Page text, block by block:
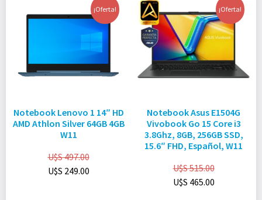
¡Oferta!
Notebook Lenovo 1 14″ HD
AMD Athlon Silver 64GB 4GB
W11
U$S497.00
U$S 249.00
¡Oferta!
Notebook Asus E1504G
Vivobook Go 15 Core i3
3.8Ghz, 8GB, 256GB SSD,
15.6″ FHD, Español, W11
U$S515.00
U$S 465.00